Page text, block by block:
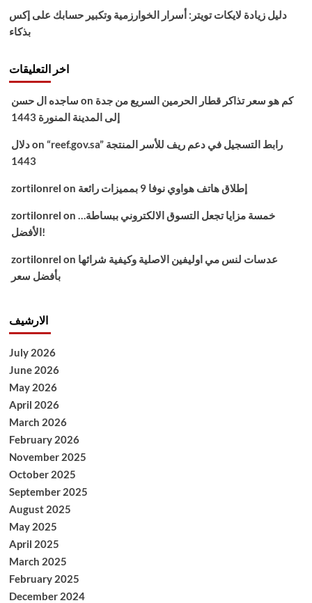
دليل زيادة لايكات تويتر: أسرار الخوارزمية وتكبير حسابك على إكس
بذكاء
اخر التعليقات
ساجده ال حسن on كم هو سعر تذاكر قطار الحرمين السريع من جدة
إلى المدينة المنورة 1443
دلالon “reef.gov.sa” رابط التسجيل في دعم ريف للأسر المنتجة
1443
zortilonrel on إطلاق هاتف هواوي نوفا 9 بمميزات رائعة
zortilonrel on خمسة مزايا تجعل التسوق الالكتروني ببساطة…
الأفضل!
zortilonrel on عدسات لنس مي اوليفين الاصلية وكيفية شرائها
بأفضل سعر
الارشيف
July 2026
June 2026
May 2026
April 2026
March 2026
February 2026
November 2025
October 2025
September 2025
August 2025
May 2025
April 2025
March 2025
February 2025
December 2024